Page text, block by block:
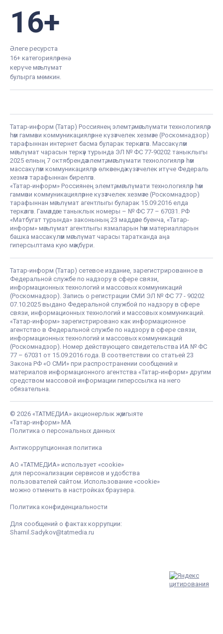
16+
Әлеге ресурста
16+ категорияләренә
керүче мәгълүмат
булырга мөмкин.
Татар-информ (Татар) Россиянең элемтә, мәгълүмати технологияләр
һәм гаммәви коммуникацияләрне күзәтчелек хезмәте (Роскомнадзор)
тарафыннан интернет басма буларак теркәлгән. Массакүләм
мәгълүмат чарасын теркәү турында ЭЛ № ФС 77-90202 таныклыгы
2025 елның 7 октябрендә элемтә, мәгълүмати технологияләр һәм
массакүләм коммуникацияләр өлкәсендә күзәтчелек итүче Федераль
хезмәт тарафыннан бирелгән.
«Татар-информ» Россиянең элемтә, мәгълүмати технологияләр һәм
гаммәви коммуникацияләрне күзәтчелек хезмәте (Роскомнадзор)
тарафыннан мәгълүмат агентлыгы буларак 15.09.2016 елда
теркәлгән. Гамәлдәге таныклык номеры – № ФС 77 – 67031. РФ
«Матбугат турында» законының 23 маддәсе буенча, «Татар-
информ» мәгълүмат агентлыгы язмаларын һәм материалларын
башка массакүләм мәгълүмат чарасы таратканда аңа
гиперсылтама кую мәҗбүри.
Татар-информ (Татар) сетевое издание, зарегистрированное в
Федеральной службе по надзору в сфере связи,
информационных технологий и массовых коммуникаций
(Роскомнадзор). Запись о регистрации СМИ ЭЛ № ФС 77 - 90202
07.10.2025 выдано Федеральной службой по надзору в сфере
связи, информационных технологий и массовых коммуникаций.
«Татар-информ» зарегистрировано как информационное
агентство в Федеральной службе по надзору в сфере связи,
информационных технологий и массовых коммуникаций
(Роскомнадзор). Номер действующего свидетельства ИА № ФС
77 – 67031 от 15.09.2016 года. В соответствии со статьей 23
Закона РФ «О СМИ» при распространении сообщений и
материалов информационного агентства «Татар-информ» другим
средством массовой информации гиперссылка на него
обязательна.
© 2026 «ТАТМЕДИА» акционерлык җәмгыяте
«Татар-информ» МА
Политика о персональных данных
Антикоррупционная политика
АО «ТАТМЕДИА» использует «cookie»
для персонализации сервисов и удобства
пользователей сайтом. Использование «cookie»
можно отменить в настройках браузера.
Политика конфиденциальности
Для сообщений о фактах коррупции:
Shamil.Sadykov@tatmedia.ru